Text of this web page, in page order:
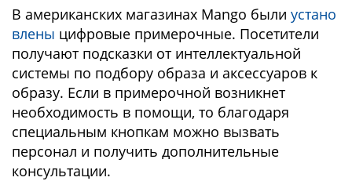
В американских магазинах Mango были устано
влены цифровые примерочные. Посетители
получают подсказки от интеллектуальной
системы по подбору образа и аксессуаров к
образу. Если в примерочной возникнет
необходимость в помощи, то благодаря
специальным кнопкам можно вызвать
персонал и получить дополнительные
консультации.